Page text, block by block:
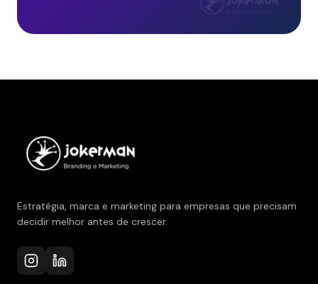
Estratégia, marca e marketing para empresas que precisam
decidir melhor antes de crescer.